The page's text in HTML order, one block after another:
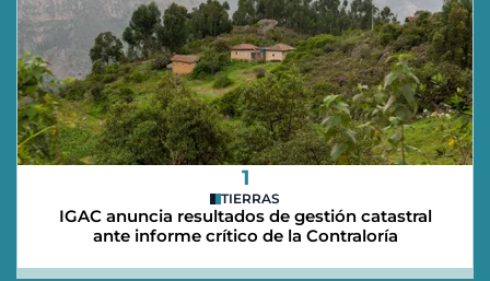
1
TIERRAS
IGAC anuncia resultados de gestión catastral
ante informe crítico de la Contraloría